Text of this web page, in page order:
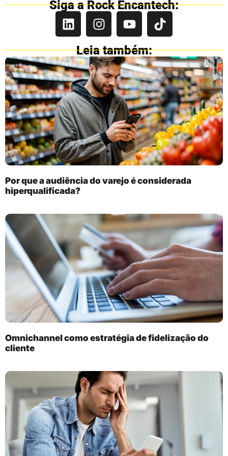
Siga a Rock Encantech:
Leia também:
Por que a audiência do varejo é considerada
hiperqualificada?
Omnichannel como estratégia de fidelização do
cliente